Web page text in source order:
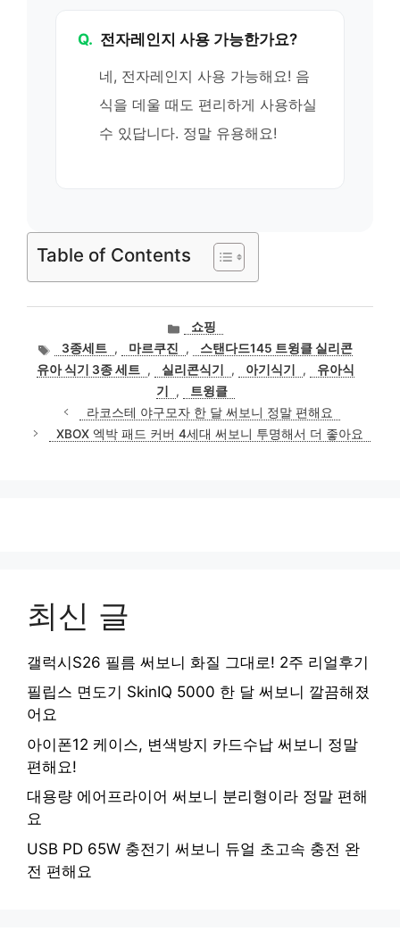
Q. 전자레인지 사용 가능한가요?
네, 전자레인지 사용 가능해요! 음
식을 데울 때도 편리하게 사용하실
수 있답니다. 정말 유용해요!
Table of Contents
카
고
리
쇼핑
태
그
3종세트 , 마르쿠진 ,
스탠다드145 트윙클 실리콘
유아 식기 3종 세트 , 실리콘식기 , 아기식기 ,
유아식
기
,
트윙클
라코스테 야구모자 한 달 써보니 정말 편해요
XBOX 엑박 패드 커버 4세대 써보니 투명해서 더 좋아요
최신 글
갤럭시S26 필름 써보니 화질 그대로! 2주 리얼후기
필립스 면도기 SkinIQ 5000 한 달 써보니 깔끔해졌
어요
아이폰12 케이스, 변색방지 카드수납 써보니 정말
편해요!
대용량 에어프라이어 써보니 분리형이라 정말 편해
요
USB PD 65W 충전기 써보니 듀얼 초고속 충전 완
전 편해요